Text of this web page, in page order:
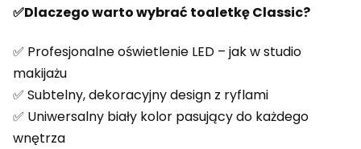
✅Dlaczego warto wybrać toaletkę Classic?
✅ Profesjonalne oświetlenie LED – jak w studio
makijażu
✅ Subtelny, dekoracyjny design z ryflami
✅ Uniwersalny biały kolor pasujący do każdego
wnętrza